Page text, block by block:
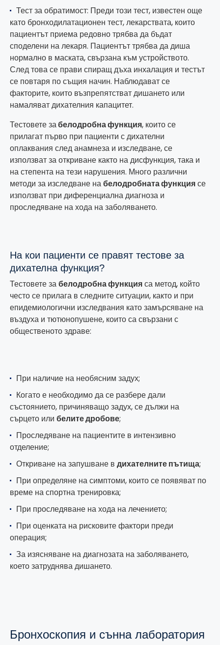
Тест за обратимост: Преди този тест, известен още
като бронходилатационен тест, лекарствата, които
пациентът приема редовно трябва да бъдат
споделени на лекаря. Пациентът трябва да диша
нормално в маската, свързана към устройството.
След това се прави спиращ дъха инхалация и тестът
се повтаря по същия начин. Наблюдават се
факторите, които възпрепятстват дишането или
намаляват дихателния капацитет.
Тестовете забелодробна функция, които се
прилагат първо при пациенти с дихателни
оплаквания след анамнеза и изследване, се
използват за откриване както на дисфункция, така и
на степента на тези нарушения. Много различни
методи за изследване набелодробната функциясе
използват при диференциална диагноза и
проследяване на хода на заболяването.
На кои пациенти се правят тестове за
дихателна функция?
Тестовете забелодробна функцияса метод, който
често се прилага в следните ситуации, както и при
епидемиологични изследвания като замърсяване на
въздуха и тютюнопушене, които са свързани с
общественото здраве:
При наличие на необясним задух;
Когато е необходимо да се разбере дали
състоянието, причиняващо задух, се дължи на
сърцето или белите дробове;
Проследяване на пациентите в интензивно
отделение;
Откриване на запушване в дихателните пътища;
При определяне на симптоми, които се появяват по
време на спортна тренировка;
При проследяване на хода на лечението;
При оценката на рисковите фактори преди
операция;
За изясняване на диагнозата на заболяването,
което затруднява дишането.
Бронхоскопия и сънна лаборатория